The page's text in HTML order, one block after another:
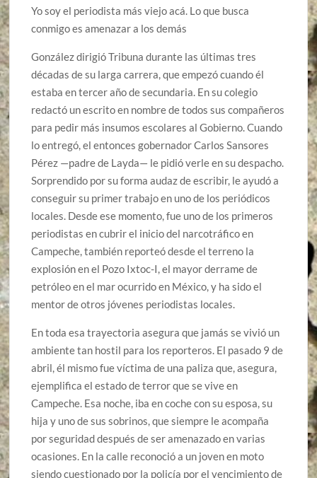
Yo soy el periodista más viejo acá. Lo que busca
conmigo es amenazar a los demás
González dirigió Tribuna durante las últimas tres
décadas de su larga carrera, que empezó cuando él
estaba en tercer año de secundaria. En su colegio
redactó un escrito en nombre de todos sus compañeros
para pedir más insumos escolares al Gobierno. Cuando
lo entregó, el entonces gobernador Carlos Sansores
Pérez —padre de Layda— le pidió verle en su despacho.
Sorprendido por su forma audaz de escribir, le ayudó a
conseguir su primer trabajo en uno de los periódicos
locales. Desde ese momento, fue uno de los primeros
periodistas en cubrir el inicio del narcotráfico en
Campeche, también reporteó desde el terreno la
explosión en el Pozo Ixtoc-I, el mayor derrame de
petróleo en el mar ocurrido en México, y ha sido el
mentor de otros jóvenes periodistas locales.
En toda esa trayectoria asegura que jamás se vivió un
ambiente tan hostil para los reporteros. El pasado 9 de
abril, él mismo fue víctima de una paliza que, asegura,
ejemplifica el estado de terror que se vive en
Campeche. Esa noche, iba en coche con su esposa, su
hija y uno de sus sobrinos, que siempre le acompaña
por seguridad después de ser amenazado en varias
ocasiones. En la calle reconoció a un joven en moto
siendo cuestionado por la policía por el vencimiento de